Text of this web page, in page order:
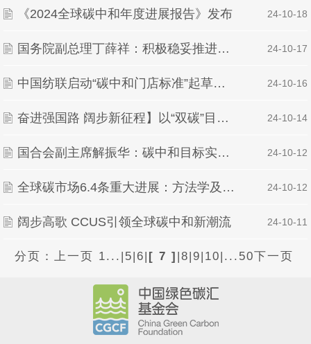
《2024全球碳中和年度进展报告》发布 | 24-10-18
国务院副总理丁薛祥：积极稳妥推进碳达峰碳中和 | 24-10-17
中国纺联启动“碳中和门店标准”起草工作 | 24-10-16
奋进强国路 阔步新征程】以“双碳”目标为牵引 “碳”出绿色低碳转型之路 | 24-10-14
国合会副主席解振华：碳中和目标实现高度依赖于低碳技术的成熟应用 | 24-10-12
全球碳市场6.4条重大进展：方法学及碳清除相关标准公布 | 24-10-12
阔步高歌 CCUS引领全球碳中和新潮流 | 24-10-11
分页： 上一页 1... | 5| 6| [ 7 ] |8|9| 10| ...50下一页